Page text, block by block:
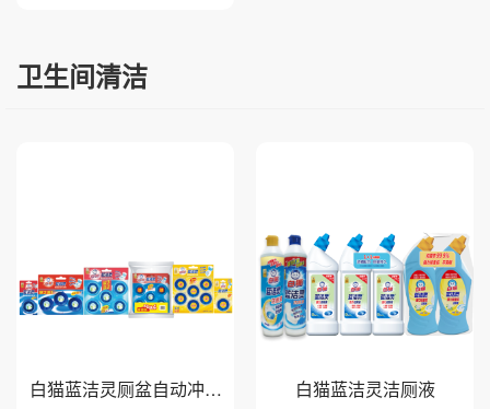
卫生间清洁
白猫蓝洁灵厕盆自动冲洗 白猫蓝洁灵洁厕液